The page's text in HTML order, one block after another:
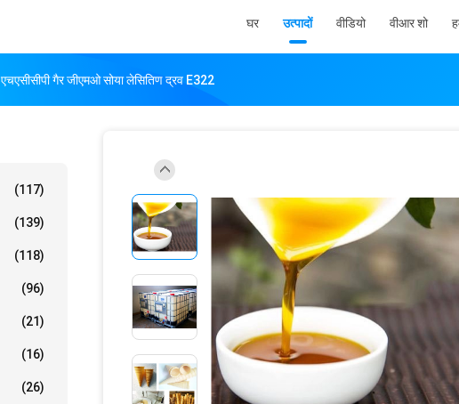
घर उत्पादों वीडियो वीआर शो
एचएसीसीपी गैर जीएमओ सोया लेसितिण द्रव E322
(117)
(139)
(118)
(96)
(21)
(16)
(26)